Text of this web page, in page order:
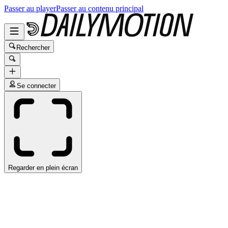
Passer au playerPasser au contenu principal
Rechercher
Se connecter
Regarder en plein écran